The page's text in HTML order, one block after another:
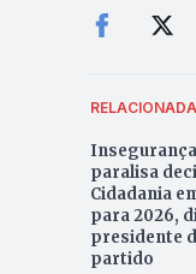
paralisa
Cidadania
para 2026,
presidente
partido